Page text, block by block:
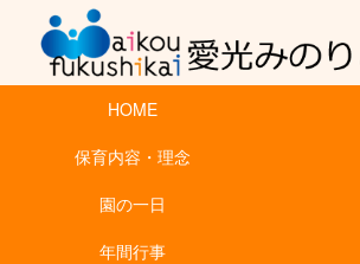
HOME
保育内容・理念
園の一日
年間行事